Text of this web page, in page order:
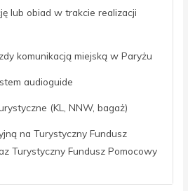
lub obiad w trakcie realizacji
komunikacją miejską w Paryżu
audioguide
(KL, NNW, bagaż)
na Turystyczny Fundusz
Turystyczny Fundusz Pomocowy